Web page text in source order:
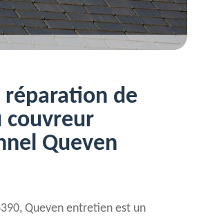
réparation de
couvreur
Queven
Queven entretien est un